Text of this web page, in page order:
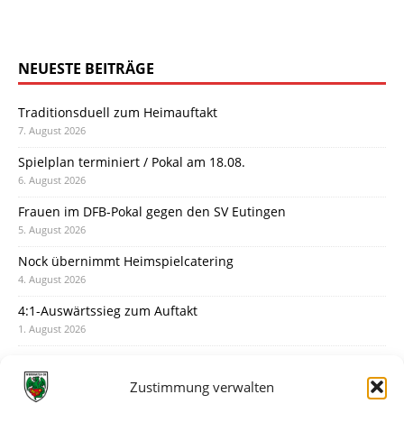
Zustimmung verwalten
NEUESTE BEITRÄGE
Traditionsduell zum Heimauftakt
7. August 2026
Spielplan terminiert / Pokal am 18.08.
6. August 2026
Frauen im DFB-Pokal gegen den SV Eutingen
5. August 2026
Nock übernimmt Heimspielcatering
4. August 2026
4:1-Auswärtssieg zum Auftakt
1. August 2026
31. Juli 2026